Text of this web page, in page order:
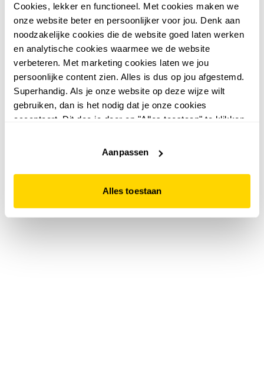
Cookies, lekker en functioneel. Met cookies maken we
onze website beter en persoonlijker voor jou. Denk aan
noodzakelijke cookies die de website goed laten werken
en analytische cookies waarmee we de website
verbeteren. Met marketing cookies laten we jou
persoonlijke content zien. Alles is dus op jou afgestemd.
Superhandig. Als je onze website op deze wijze wilt
gebruiken, dan is het nodig dat je onze cookies
accepteert. Dit doe je door op "Alles toestaan" te klikken.
website niet optimaal functioneert.
Aanpassen
Alles toestaan